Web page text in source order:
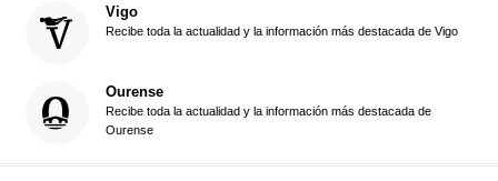
Vigo
Recibe toda la actualidad y la información más destacada de Vigo
Ourense
Recibe toda la actualidad y la información más destacada de
Ourense